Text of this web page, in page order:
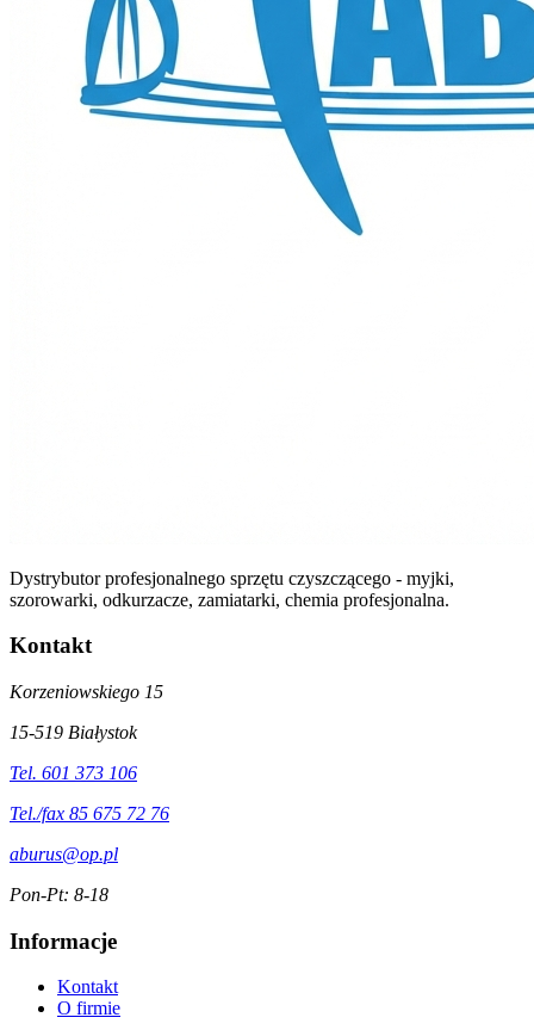
Dystrybutor profesjonalnego sprzętu czyszczącego - myjki,
szorowarki, odkurzacze, zamiatarki, chemia profesjonalna.
Kontakt
Korzeniowskiego 15
15-519 Białystok
Tel. 601 373 106
Tel./fax 85 675 72 76
aburus@op.pl
Pon-Pt: 8-18
Informacje
Kontakt
O firmie